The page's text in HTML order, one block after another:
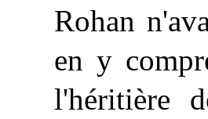
Rohan
en y
l'héritière